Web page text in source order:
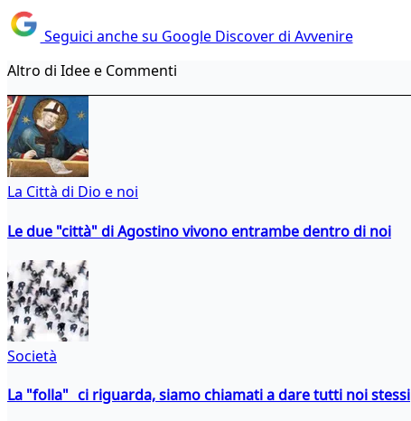
Seguici anche su Google Discover di Avvenire
Altro di Idee e Commenti
La Città di Dio e noi
Le due "città" di Agostino vivono entrambe dentro di noi
Società
La "folla" ci riguarda, siamo chiamati a dare tutti noi stessi